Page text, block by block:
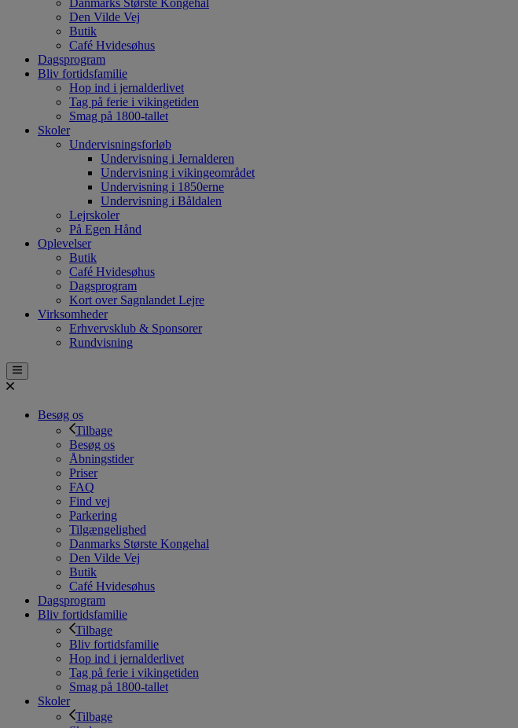
Danmarks Største Kongehal
Den Vilde Vej
Butik
Café Hvidesøhus
Dagsprogram
Bliv fortidsfamilie
Hop ind i jernalderlivet
Tag på ferie i vikingetiden
Smag på 1800-tallet
Skoler
Undervisningsforløb
Undervisning i Jernalderen
Undervisning i vikingeområdet
Undervisning i 1850erne
Undervisning i Båldalen
Lejrskoler
På Egen Hånd
Oplevelser
Butik
Café Hvidesøhus
Dagsprogram
Kort over Sagnlandet Lejre
Virksomheder
Erhvervsklub & Sponsorer
Rundvisning
Besøg os
Tilbage
Besøg os
Åbningstider
Priser
FAQ
Find vej
Parkering
Tilgængelighed
Danmarks Største Kongehal
Den Vilde Vej
Butik
Café Hvidesøhus
Dagsprogram
Bliv fortidsfamilie
Tilbage
Bliv fortidsfamilie
Hop ind i jernalderlivet
Tag på ferie i vikingetiden
Smag på 1800-tallet
Skoler
Tilbage